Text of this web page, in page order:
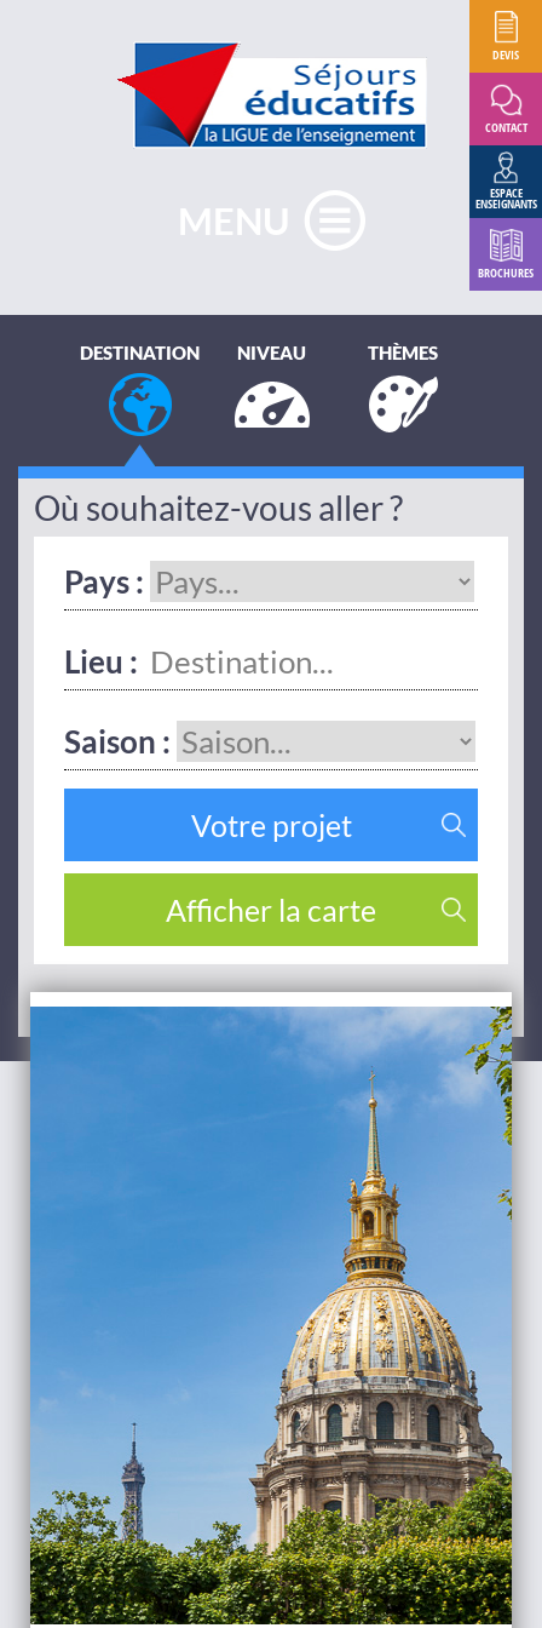
MENU
DEVIS
CONTACT
ESPACE
ENSEIGNANTS
BROCHURES
DESTINATION NIVEAU THÈMES
Où souhaitez-vous aller ?
Pays :
Lieu :
Saison :